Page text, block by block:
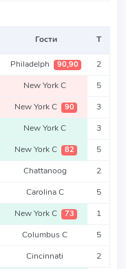
Гости Т
Philadelph 90,90 2
New York C 5
New York C 90 3
New York C 3
New York C 82 5
Chattanoog 2
Carolina C 5
New York C 73 1
Columbus C 5
Cincinnati 2